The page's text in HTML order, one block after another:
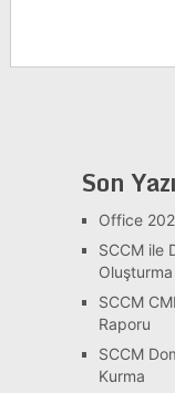
Son
Office
SCCM ile
Oluşturma
SCCM
Raporu
SCCM
Kurma